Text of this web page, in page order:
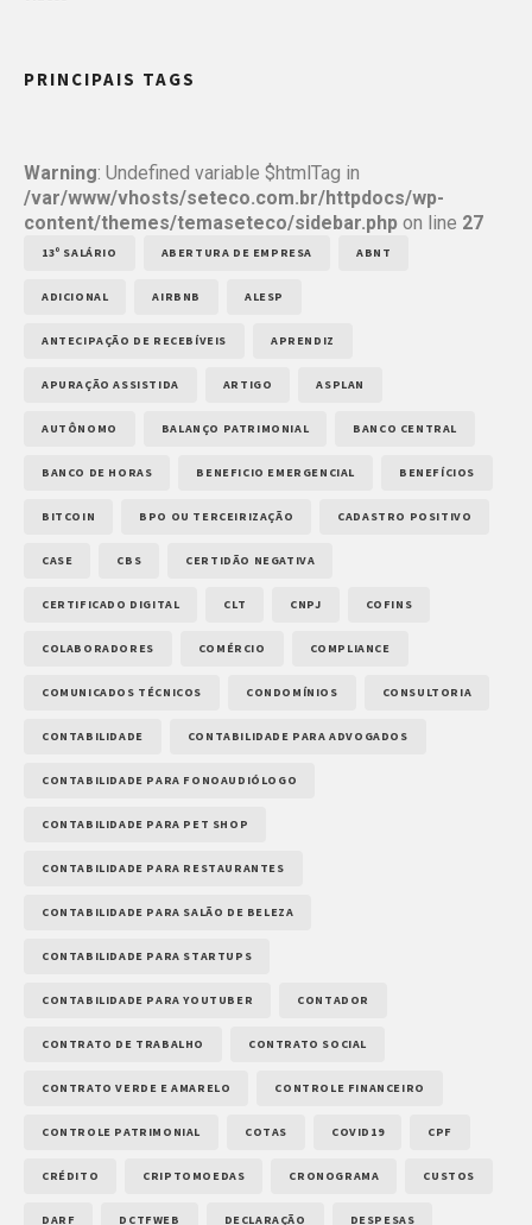
PRINCIPAIS TAGS
Warning: Undefined variable $htmlTag in
/var/www/vhosts/seteco.com.br/httpdocs/wp-
content/themes/temaseteco/sidebar.php on line 27
13º SALÁRIO ABERTURA DE EMPRESA ABNT
ADICIONAL AIRBNB ALESP
ANTECIPAÇÃO DE RECEBÍVEIS APRENDIZ
APURAÇÃO ASSISTIDA ARTIGO ASPLAN
AUTÔNOMO BALANÇO PATRIMONIAL BANCO CENTRAL
BANCO DE HORAS BENEFICIO EMERGENCIAL BENEFÍCIOS
BITCOIN BPO OU TERCEIRIZAÇÃO CADASTRO POSITIVO
CASE CBS CERTIDÃO NEGATIVA
CERTIFICADO DIGITAL CLT CNPJ COFINS
COLABORADORES COMÉRCIO COMPLIANCE
COMUNICADOS TÉCNICOS CONDOMÍNIOS CONSULTORIA
CONTABILIDADE CONTABILIDADE PARA ADVOGADOS
CONTABILIDADE PARA FONOAUDIÓLOGO
CONTABILIDADE PARA PET SHOP
CONTABILIDADE PARA RESTAURANTES
CONTABILIDADE PARA SALÃO DE BELEZA
CONTABILIDADE PARA STARTUPS
CONTABILIDADE PARA YOUTUBER CONTADOR
CONTRATO DE TRABALHO CONTRATO SOCIAL
CONTRATO VERDE E AMARELO CONTROLE FINANCEIRO
CONTROLE PATRIMONIAL COTAS COVID19 CPF
CRÉDITO CRIPTOMOEDAS CRONOGRAMA CUSTOS
DARF DCTFWEB DECLARAÇÃO DESPESAS